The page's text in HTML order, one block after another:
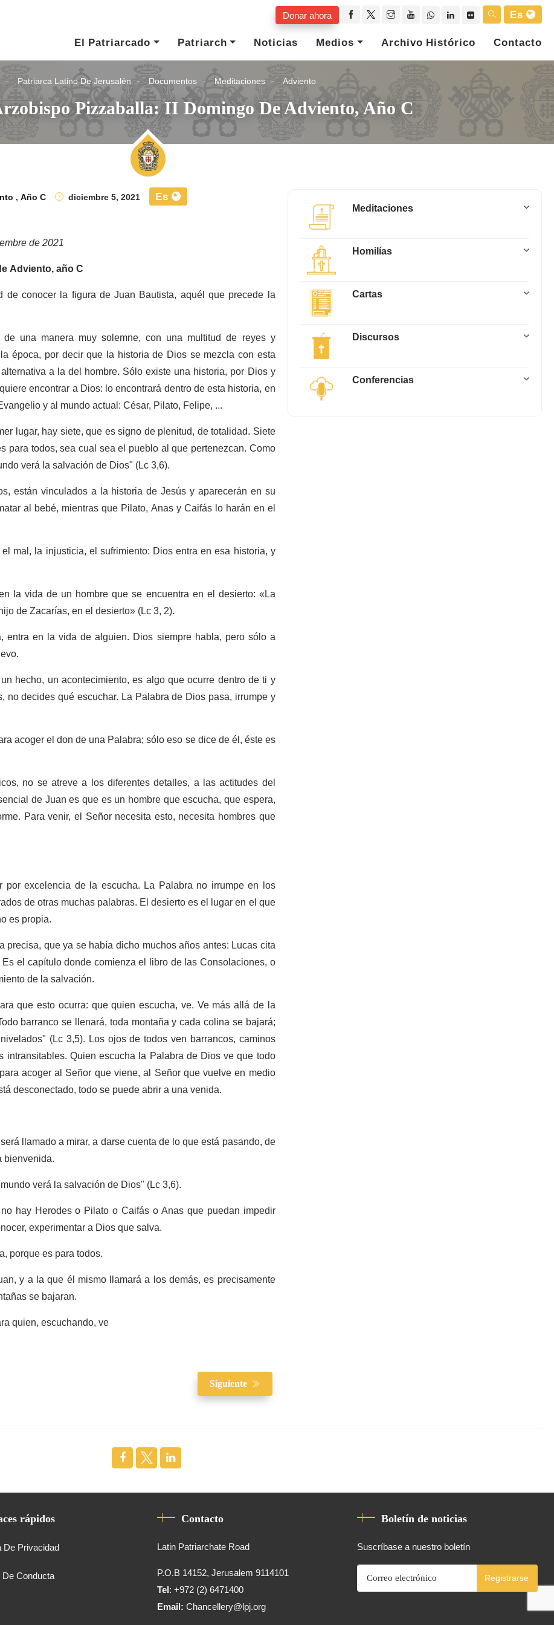
Donar ahora
Es
El Patriarcado
Patriarch Noticias Medios Archivo Histórico Contacto
Patriarca Latino De Jerusalén Documentos Meditaciones Adviento
Pizzaballa: II Domingo De Adviento, Año C
,Año C diciembre 5, 2021 Es
de 2021
Adviento, año C
conocer la figura de Juan Bautista, aquél que precede la
una manera muy solemne, con una multitud de reyes y
época, por decir que la historia de Dios se mezcla con esta
a la del hombre. Sólo existe una historia, por Dios y
encontrar a Dios: lo encontrará dentro de esta historia, en
y al mundo actual: César, Pilato, Felipe, ...
lugar, hay siete, que es signo de plenitud, de totalidad. Siete
todos, sea cual sea el pueblo al que pertenezcan. Como
verá la salvación de Dios" (Lc 3,6).
están vinculados a la historia de Jesús y aparecerán en su
al bebé, mientras que Pilato, Anas y Caifás lo harán en el
mal, la injusticia, el sufrimiento: Dios entra en esa historia, y
la vida de un hombre que se encuentra en el desierto: «La
de Zacarías, en el desierto» (Lc 3, 2).
en la vida de alguien. Dios siempre habla, pero sólo a
hecho, un acontecimiento, es algo que ocurre dentro de ti y
decides qué escuchar. La Palabra de Dios pasa, irrumpe y
acoger el don de una Palabra; sólo eso se dice de él, éste es
no se atreve a los diferentes detalles, a las actitudes del
de Juan es que es un hombre que escucha, que espera,
Para venir, el Señor necesita esto, necesita hombres que
excelencia de la escucha. La Palabra no irrumpe en los
de otras muchas palabras. El desierto es el lugar en el que
es propia.
que ya se había dicho muchos años antes: Lucas cita
el capítulo donde comienza el libro de las Consolaciones, o
de la salvación.
que esto ocurra: que quien escucha, ve. Ve más allá de la
barranco se llenará, toda montaña y cada colina se bajará;
(Lc 3,5). Los ojos de todos ven barrancos, caminos
Quien escucha la Palabra de Dios ve que todo
acoger al Señor que viene, al Señor que vuelve en medio
desconectado, todo se puede abrir a una venida.
llamado a mirar, a darse cuenta de lo que está pasando, de
verá la salvación de Dios" (Lc 3,6).
hay Herodes o Pilato o Caifás o Anas que puedan impedir
experimentar a Dios que salva.
porque es para todos.
y a la que él mismo llamará a los demás, es precisamente
se bajaran.
quien, escuchando, ve
Siguiente
Meditaciones
Homilías
Cartas
Discursos
Conferencias
rápidos
Privacidad
Conducta
Contacto
Latin Patriarchate Road
P.O.B 14152, Jerusalem 9114101
Tel: +972 (2) 6471400
Email:Chancellery@lpj.org
Boletín de noticias
Suscríbase a nuestro boletín
Registrarse